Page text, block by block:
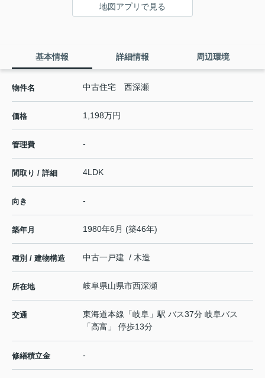
地図アプリで見る
基本情報 詳細情報 周辺環境
物件名 中古住宅 西深瀬
価格 1,198万円
管理費 -
間取り / 詳細 4LDK
向き -
築年月 1980年6月 (築46年)
種別 / 建物構造 中古一戸建 / 木造
所在地 岐阜県山県市西深瀬
交通 東海道本線 「岐阜 」駅 バス37分 岐阜バス
「高富」 停歩13分
修繕積立金 -